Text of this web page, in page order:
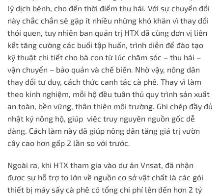
lý dịch bệnh, cho đến thời điểm thu hái. Với sự chuyển đổi
này chắc chắn sẽ gặp ít nhiều những khó khăn vì thay đổi
thói quen, tuy nhiên ban quản trị HTX đã cùng đơn vị liên
kết tăng cường các buổi tập huấn, trình diễn để đào tạo
kỹ thuật chi tiết cho bà con từ lúc chăm sóc – thu hái –
vận chuyển – bảo quản và chế biến. Nhờ vậy, nông dân
thay đổi tư duy, cách thức canh tác cà phê. Thay vì làm
theo kinh nghiệm, mỗi hộ đều tuân thủ quy trình sản xuất
an toàn, bền vững, thân thiện môi trường. Ghi chép đầy đủ
nhật ký nông hộ, giúp việc truy nguyên nguồn gốc dễ
dàng. Cách làm này đã giúp nông dân tăng giá trị vườn
cây cao hơn gấp 2 lần so với trước.
Ngoài ra, khi HTX tham gia vào dự án Vnsat, đã nhận
được sự hỗ trợ to lớn về nguồn cơ sở vật chất là các gói
thiết bị máy sấy cà phê có tổng chi phí lên đến hơn 2 tỷ